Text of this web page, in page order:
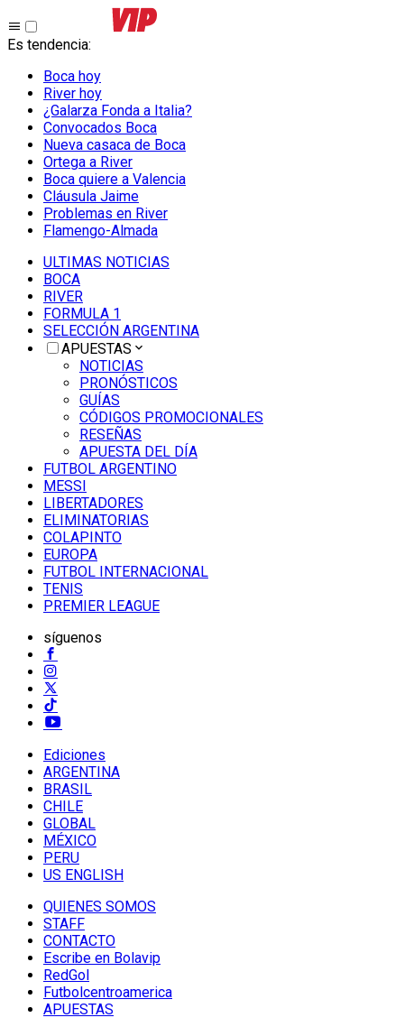
Es tendencia:
Boca hoy
River hoy
¿Galarza Fonda a Italia?
Convocados Boca
Nueva casaca de Boca
Ortega a River
Boca quiere a Valencia
Cláusula Jaime
Problemas en River
Flamengo-Almada
ULTIMAS NOTICIAS
BOCA
RIVER
FORMULA 1
SELECCIÓN ARGENTINA
APUESTAS
NOTICIAS
PRONÓSTICOS
GUÍAS
CÓDIGOS PROMOCIONALES
RESEÑAS
APUESTA DEL DÍA
FUTBOL ARGENTINO
MESSI
LIBERTADORES
ELIMINATORIAS
COLAPINTO
EUROPA
FUTBOL INTERNACIONAL
TENIS
PREMIER LEAGUE
síguenos
Ediciones
ARGENTINA
BRASIL
CHILE
GLOBAL
MÉXICO
PERU
US ENGLISH
QUIENES SOMOS
STAFF
CONTACTO
Escribe en Bolavip
RedGol
Futbolcentroamerica
APUESTAS